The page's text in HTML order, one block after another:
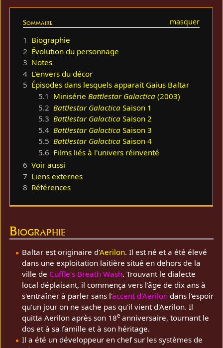
Sommaire
1 Biographie
2 Évolution du personnage
3 Notes
4 L'envers du décor
5 Épisodes dans lesquels apparait Gaius Baltar
5.1 Minisérie Battlestar Galactica(2003)
5.2 Battlestar GalacticaSaison 1
5.3 Battlestar GalacticaSaison 2
5.4 Battlestar GalacticaSaison 3
5.5 Battlestar GalacticaSaison 4
5.6 Films liés à l'univers réinventé
6 Voir aussi
7 Liens externes
8 Références
Biographie
Baltar est originaire d'Aerilon. Il est né et a été élevé
dans une exploitation laitière situé en dehors de la
ville de Cuffle's Breath Wash. Trouvant le dialecte
local déplaisant, il commença vers l'âge de dix ans à
s'entraîner à parler sans l'accent d'Aerilondans l'espoir
qu'un jour on ne sache pas qu'il vient d'Aerilon. Il
quitta Aerilon après son 18eanniversaire, tournant le
dos et à sa famille et à son héritage.
Il a été un développeur en chef sur les systèmes de